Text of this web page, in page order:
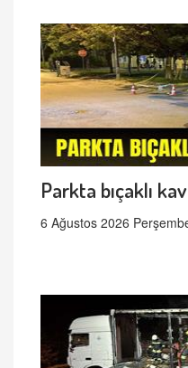
Parkta bıçaklı
6 Ağustos 2026